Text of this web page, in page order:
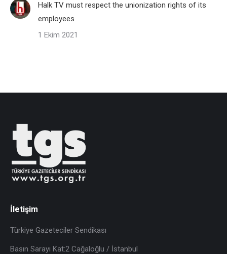
Halk TV must respect the unionization rights of its
employees
1 Ekim 2021
İletişim
Türkiye Gazeteciler Sendikası
Basın Sarayı Kat:2 Cağaloğlu / İstanbul